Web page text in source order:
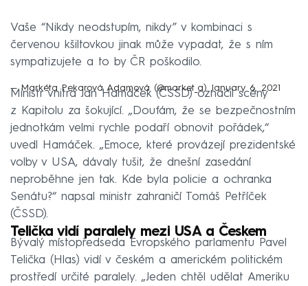
Vaše “Nikdy neodstupím, nikdy” v kombinaci s
červenou kšiltovkou jinak může vypadat, že s ním
sympatizujete a to by ČR poškodilo.
— Markéta Pekarová Adamová (@market_a) January 6, 2021
Ministr vnitra Jan Hamáček (ČSSD) označil scény
z Kapitolu za šokující. „Doufám, že se bezpečnostním
jednotkám velmi rychle podaří obnovit pořádek,“
uvedl Hamáček. „Emoce, které provázejí prezidentské
volby v USA, dávaly tušit, že dnešní zasedání
neproběhne jen tak. Kde byla policie a ochranka
Senátu?“ napsal ministr zahraničí Tomáš Petříček
(ČSSD).
Telička vidí paralely mezi USA a Českem
Bývalý místopředseda Evropského parlamentu Pavel
Telička (Hlas) vidí v českém a americkém politickém
prostředí určité paralely. „Jeden chtěl udělat Ameriku